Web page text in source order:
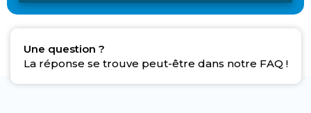
Une question ?
La réponse se trouve peut-être dans notre FAQ !